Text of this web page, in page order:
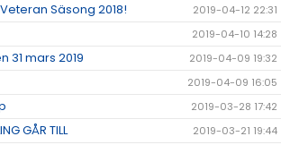
Säsong 2018! 2019-04-12 22:31
2019-04-10 14:28
31 mars 2019 2019-04-09 19:32
2019-04-09 16:05
2019-03-28 17:42
GÅR TILL 2019-03-21 19:44